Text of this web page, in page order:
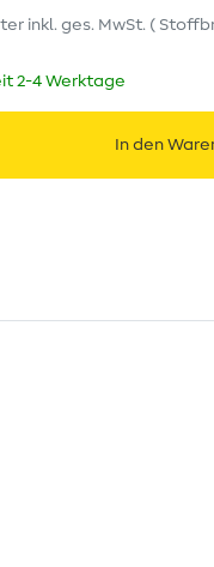
inkl. ges. MwSt. (
2-4 Werktage
In den